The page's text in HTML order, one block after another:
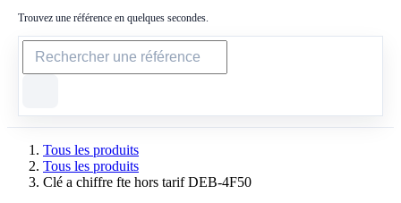
Trouvez une référence en quelques secondes.
Tous les produits
Tous les produits
Clé a chiffre fte hors tarif DEB-4F50